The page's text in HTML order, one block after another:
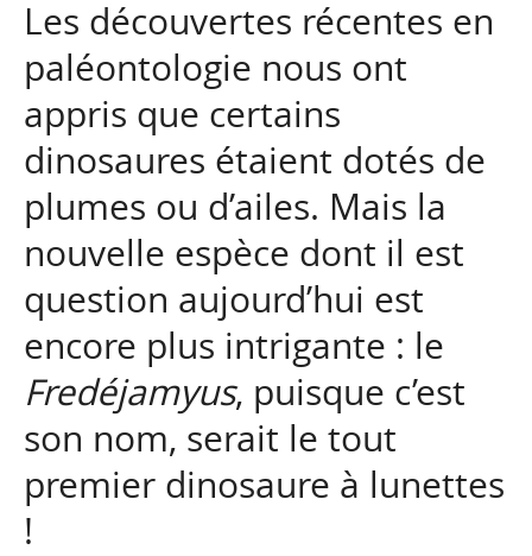
Les découvertes récentes en
paléontologie nous ont
appris que certains
dinosaures étaient dotés de
plumes ou d’ailes. Mais la
nouvelle espèce dont il est
question aujourd’hui est
encore plus intrigante : le
Fredéjamyus, puisque c’est
son nom, serait le tout
premier dinosaure à lunettes
!